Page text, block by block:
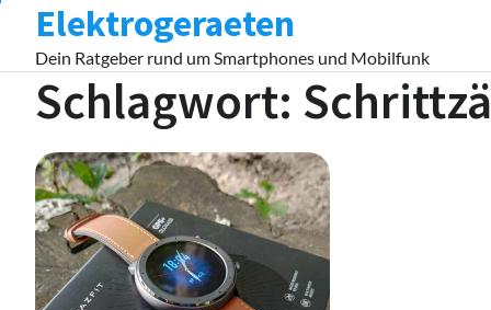
content
Elektrogeraeten
Dein Ratgeber rund um Smartphones und Mobilfunk
Schlagwort: